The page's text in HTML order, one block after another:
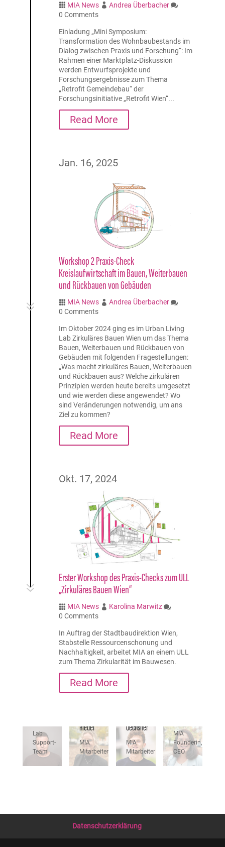
 MIA News  Andrea Überbacher 
0 Comments
Einladung „Mini Symposium:
Transformation des Wohnbaubestands im
Dialog zwischen Praxis und Forschung“: Im
Rahmen einer Marktplatz-Diskussion
werden Entwurfsprojekte und
Forschungsergebnisse zum Thema
„Retrofit Gemeindebau“ der
Forschungsinitiative „Retrofit Wien“...
Read More
7
Jan. 16, 2025
Workshop 2 Praxis-Check
Kreislaufwirtschaft im Bauen, Weiterbauen
und Rückbauen von Gebäuden
 MIA News  Andrea Überbacher 
0 Comments
Im Oktober 2024 ging es im Urban Living
Lab Zirkuläres Bauen Wien um das Thema
Bauen, Weiterbauen und Rückbauen von
Gebäuden mit folgenden Fragestellungen:
„Was macht zirkuläres Bauen, Weiterbauen
und Rückbauen aus? Welche zirkulären
Prinzipien werden heute bereits umgesetzt
und wie werden diese angewendet? Wo
sind Veränderungen notwendig, um ans
Ziel zu kommen?
Read More
7
Okt. 17, 2024
Erster Workshop des Praxis-Checks zum ULL
„Zirkuläres Bauen Wien“
 MIA News  Karolina Marwitz 
0 Comments
In Auftrag der Stadtbaudirektion Wien,
Stabstelle Ressourcenschonung und
Nachhaltigkeit, arbeitet MIA an einem ULL
zum Thema Zirkularität im Bauwesen.
Read More
Lab
Support-
Team
Riedel
MIA
Mitarbeiter
Oechsner
MIA
Mitarbeiter
MIA
Founderin,
CEO
Datenschutzerklärung